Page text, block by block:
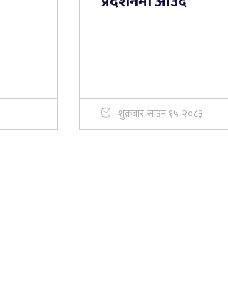
शुक्रबार, साउन १५, २०८३